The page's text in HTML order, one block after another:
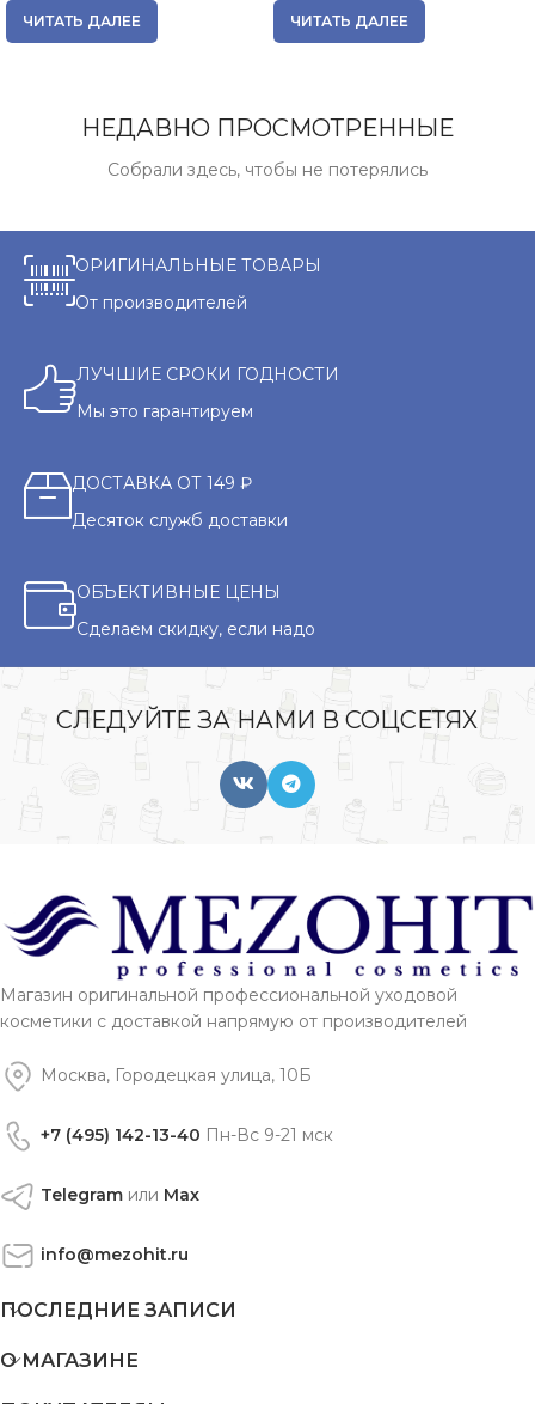
ЧИТАТЬ ДАЛЕЕ ЧИТАТЬ ДАЛЕЕ
НЕДАВНО ПРОСМОТРЕННЫЕ
Собрали здесь, чтобы не потерялись
ОРИГИНАЛЬНЫЕ ТОВАРЫ
От производителей
ЛУЧШИЕ СРОКИ ГОДНОСТИ
Мы это гарантируем
ДОСТАВКА ОТ 149 ₽
Десяток служб доставки
ОБЪЕКТИВНЫЕ ЦЕНЫ
Сделаем скидку, если надо
СЛЕДУЙТЕ ЗА НАМИ В СОЦСЕТЯХ
Магазин оригинальной профессиональной уходовой
косметики с доставкой напрямую от производителей
Москва, Городецкая улица, 10Б
+7 (495) 142-13-40 Пн-Вс 9-21 мск
Telegram или Max
info@mezohit.ru
ПОСЛЕДНИЕ ЗАПИСИ
О МАГАЗИНЕ